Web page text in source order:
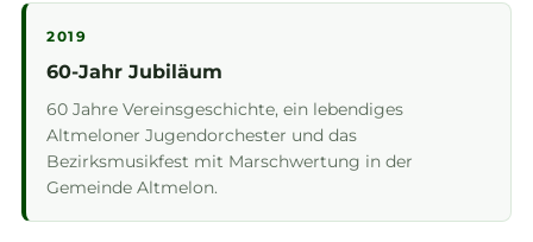
2019
60-Jahr Jubiläum
60 Jahre Vereinsgeschichte, ein lebendiges
Altmeloner Jugendorchester und das
Bezirksmusikfest mit Marschwertung in der
Gemeinde Altmelon.